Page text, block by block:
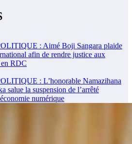
: Aimé Boji Sangara plaide
afin de rendre justice aux
RDC
: L’honorable Namazihana
salue la suspension de l’arrêté
numérique